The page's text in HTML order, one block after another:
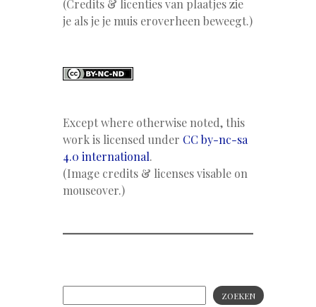
(Credits & licenties van plaatjes zie
je als je je muis eroverheen beweegt.)
Except where otherwise noted, this
work is licensed under CC by-nc-sa
4.0 international.
(Image credits & licenses visable on
mouseover.)
ZOEKEN